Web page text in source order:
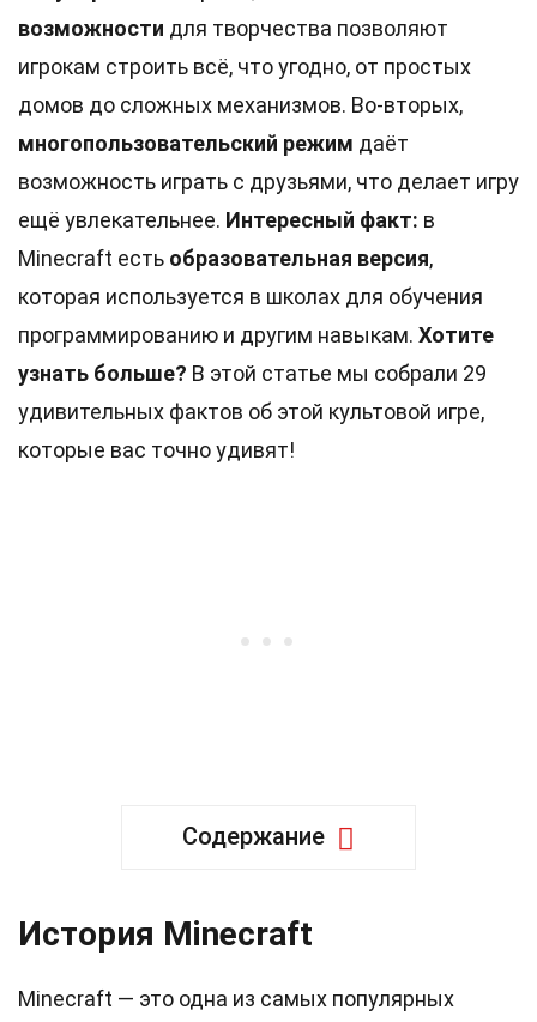
возможности для творчества позволяют
игрокам строить всё, что угодно, от простых
домов до сложных механизмов. Во-вторых,
многопользовательский режим даёт
возможность играть с друзьями, что делает игру
ещё увлекательнее. Интересный факт: в
Minecraft есть образовательная версия,
которая используется в школах для обучения
программированию и другим навыкам. Хотите
узнать больше? В этой статье мы собрали 29
удивительных фактов об этой культовой игре,
которые вас точно удивят!
Содержание
История Minecraft
Minecraft — это одна из самых популярных